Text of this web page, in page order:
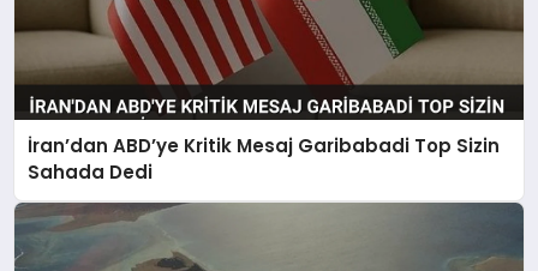
İran’dan ABD’ye Kritik Mesaj Garibabadi Top Sizin
Sahada Dedi